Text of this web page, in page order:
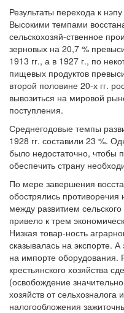
Результаты перехода к
Высокими темпами
сельскохозяй-ственное
зерновых на 20,7 %
1913 гг., а в 1927 г., по
пищевых продуктов
второй половине 20-х гг.
вывозиться на мировой
поступления.
Среднегодовые темпы
1928 гг. составили 23 %.
было недостаточно, чтобы
обеспечить страну
По мере завершения
обострялись
между развитием
привело к трем
Низкая товар-ность
сказывалась на экспорте.
на импорте оборудования.
крестьянского хозяйства
(освобождение
хозяйств от
налогообложения